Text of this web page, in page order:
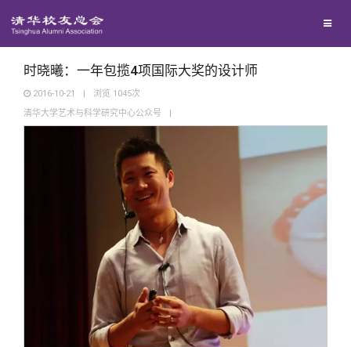
西南联大校友会
义工计划
新媒体平台
青春风采
校友文苑
校友讲坛
校友视界
校友服务
终身学习
校友总会
时晓曦：一年包揽4项国际大奖的设计师
2016-10-21 | 浏览 1045次
清华大学艺术与科学研究中心公众号
|